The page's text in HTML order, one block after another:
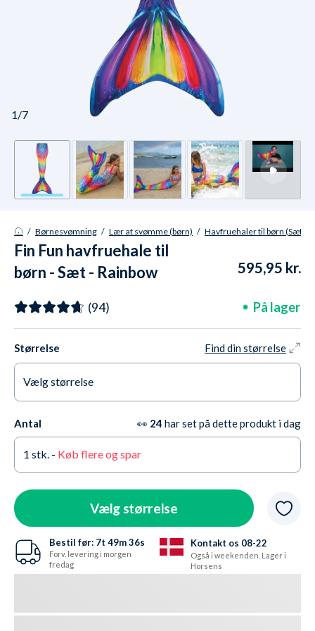
1/7
/ Børnesvømning / Lær at svømme (børn) / Havfruehaler til børn (Sæt)
Fin Fun havfruehale til
børn - Sæt - Rainbow
595,95 kr.
(94) På lager
Størrelse Find din størrelse
Vælg størrelse
10-11 år / 140 cm (L) På lager
12-13 år / 152 cm (XL) På lager
Antal 👀 24 har set på dette produkt i dag
1 stk. - Køb flere og spar
Vælg størrelse
Bestil før: 7t 49m35s
Forv. levering i morgen
fredag
Kontakt os 08-22
Også i weekenden. Lager i
Horsens